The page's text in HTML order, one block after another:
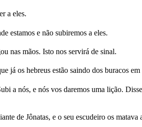
a eles.
estamos e não subiremos a eles.
nas mãos. Isto nos servirá de sinal.
já os hebreus estão saindo dos buracos
a nós, e nós vos daremos uma lição.
de Jônatas, e o seu escudeiro os matava